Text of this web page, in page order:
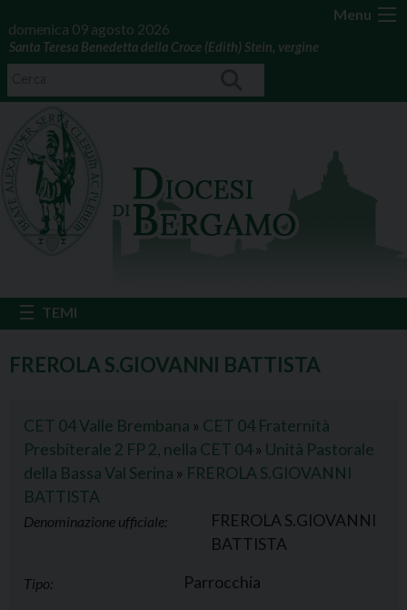
Menu
domenica 09 agosto 2026
Santa Teresa Benedetta della Croce (Edith) Stein, vergine
FREROLA S.GIOVANNI BATTISTA
CET 04 Valle Brembana » CET 04 Fraternità
Presbiterale 2 FP 2, nella CET 04» Unità Pastorale
della Bassa Val Serina » FREROLA S.GIOVANNI
BATTISTA
Denominazione ufficiale:
FREROLA S.GIOVANNI
BATTISTA
Tipo: Parrocchia